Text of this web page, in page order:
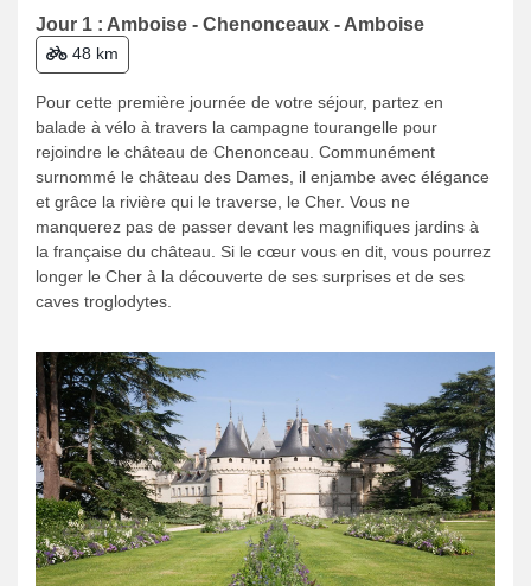
Jour 1 : Amboise - Chenonceaux - Amboise
48 km
Pour cette première journée de votre séjour, partez en
balade à vélo à travers la campagne tourangelle pour
rejoindre le château de Chenonceau. Communément
surnommé le château des Dames, il enjambe avec élégance
et grâce la rivière qui le traverse, le Cher. Vous ne
manquerez pas de passer devant les magnifiques jardins à
la française du château. Si le cœur vous en dit, vous pourrez
longer le Cher à la découverte de ses surprises et de ses
caves troglodytes.